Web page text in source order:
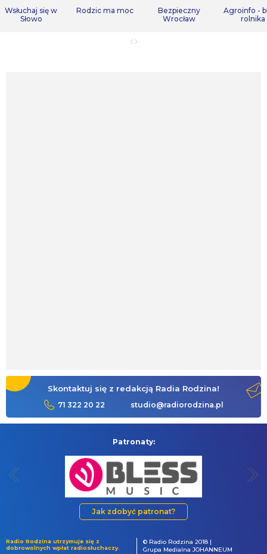
Wsłuchaj się w
Słowo
Rodzic ma moc
Bezpieczny
Wrocław
Agroinfo -
rolnika
Skontaktuj się z redakcją Radia Rodzina!
71 322 20 22 studio@radiorodzina.pl
Patronaty:
Jak zdobyć patronat?
Radio Rodzina utrzymuje się z
dobrowolnych wpłat radiosłuchaczy.
© Radio Rodzina 2018 |
Grupa Medialna JOHANNEUM